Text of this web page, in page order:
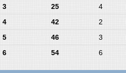
3 25 4
4 42 2
5 46 3
6 54 6